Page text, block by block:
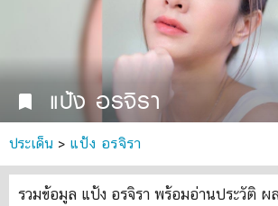
bookmark แป้ง อรจิรา
ประเด็น > แป้ง อรจิรา
รวมข้อมูล แป้ง อรจิรา พร้อมอ่านประวัติ ผ